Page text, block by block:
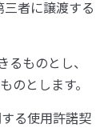
者に譲渡する
ものとし、
のとします。
る使用許諾契